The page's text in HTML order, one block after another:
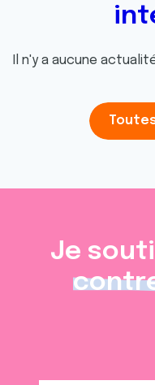
Il n'y a aucune
Je